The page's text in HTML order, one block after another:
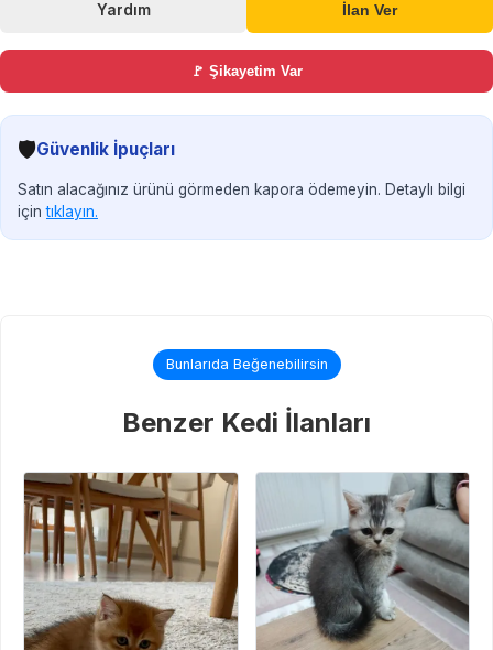
Yardım İlan Ver
🚩 Şikayetim Var
🛡️Güvenlik İpuçları
Satın alacağınız ürünü görmeden kapora ödemeyin. Detaylı bilgi
içintıklayın.
Bunlarıda Beğenebilirsin
Benzer Kedi İlanları